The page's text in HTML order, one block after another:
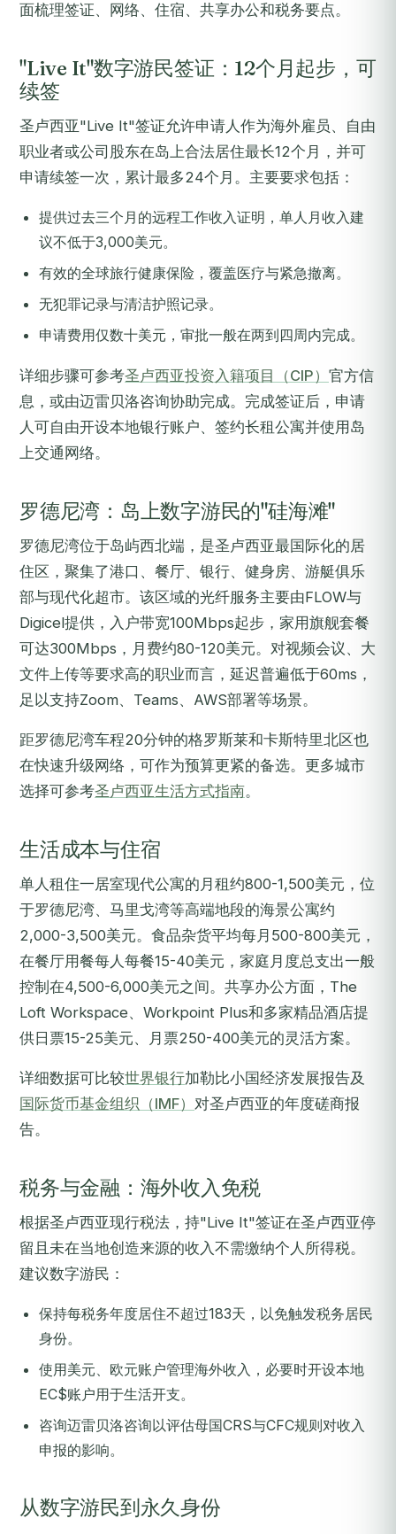
面梳理签证、网络、住宿、共享办公和税务要点。
"Live It"数字游民签证：12个月起步，可
续签
圣卢西亚"Live It"签证允许申请人作为海外雇员、自由
职业者或公司股东在岛上合法居住最长12个月，并可
申请续签一次，累计最多24个月。主要要求包括：
提供过去三个月的远程工作收入证明，单人月收入建
议不低于3,000美元。
有效的全球旅行健康保险，覆盖医疗与紧急撤离。
无犯罪记录与清洁护照记录。
申请费用仅数十美元，审批一般在两到四周内完成。
详细步骤可参考圣卢西亚投资入籍项目（CIP） 官方信
息，或由迈雷贝洛咨询协助完成。完成签证后，申请
人可自由开设本地银行账户、签约长租公寓并使用岛
上交通网络。
罗德尼湾：岛上数字游民的"硅海滩"
罗德尼湾位于岛屿西北端，是圣卢西亚最国际化的居
住区，聚集了港口、餐厅、银行、健身房、游艇俱乐
部与现代化超市。该区域的光纤服务主要由FLOW与
Digicel提供，入户带宽100Mbps起步，家用旗舰套餐
可达300Mbps，月费约80-120美元。对视频会议、大
文件上传等要求高的职业而言，延迟普遍低于60ms，
足以支持Zoom、Teams、AWS部署等场景。
距罗德尼湾车程20分钟的格罗斯莱和卡斯特里北区也
在快速升级网络，可作为预算更紧的备选。更多城市
选择可参考圣卢西亚生活方式指南。
生活成本与住宿
单人租住一居室现代公寓的月租约800-1,500美元，位
于罗德尼湾、马里戈湾等高端地段的海景公寓约
2,000-3,500美元。食品杂货平均每月500-800美元，
在餐厅用餐每人每餐15-40美元，家庭月度总支出一般
控制在4,500-6,000美元之间。共享办公方面，The
Loft Workspace、Workpoint Plus和多家精品酒店提
供日票15-25美元、月票250-400美元的灵活方案。
详细数据可比较世界银行加勒比小国经济发展报告及
国际货币基金组织（IMF） 对圣卢西亚的年度磋商报
告。
税务与金融：海外收入免税
根据圣卢西亚现行税法，持"Live It"签证在圣卢西亚停
留且未在当地创造来源的收入不需缴纳个人所得税。
建议数字游民：
保持每税务年度居住不超过183天，以免触发税务居民
身份。
使用美元、欧元账户管理海外收入，必要时开设本地
EC$账户用于生活开支。
咨询迈雷贝洛咨询以评估母国CRS与CFC规则对收入
申报的影响。
从数字游民到永久身份